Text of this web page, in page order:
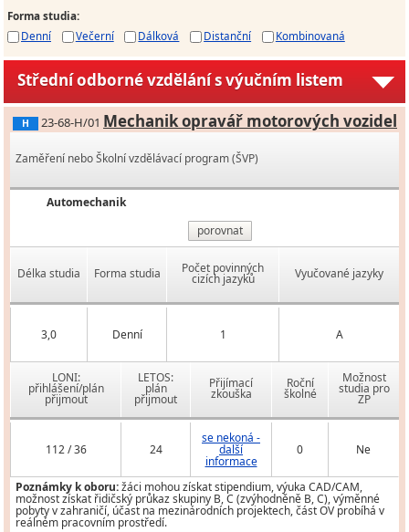
Forma studia:
Denní
Večerní Dálková Distanční Kombinovaná
Střední odborné vzdělání s výučním listem
H 23-68-H/01 Mechanik opravář motorových vozidel
Zaměření nebo Školní vzdělávací program (ŠVP)
Automechanik
porovnat
Délka studia Forma studia Počet povinných
cizích jazyků Vyučované jazyky
3,0 Denní 1 A
LONI:
přihlášení/plán
přijmout
LETOS:
plán
přijmout
Přijímací
zkouška
Roční
školné
Možnost
studia pro
ZP
112 / 36 24
se nekoná -
další
informace
0 Ne
Poznámky k oboru:žáci mohou získat stipendium, výuka CAD/CAM,
možnost získat řidičský průkaz skupiny B, C (zvýhodněně B, C), výměnné
pobyty v zahraničí, účast na mezinárodních projektech, část OV probíhá v
reálném pracovním prostředí.